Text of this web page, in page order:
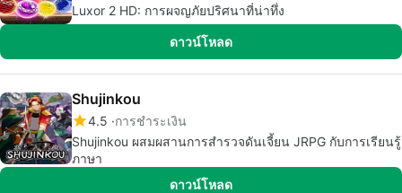
Luxor 2 HD: การผจญภัยปริศนาที่น่าทึ่ง
ดาวน์โหลด
Shujinkou
4.5 การชำระเงิน
Shujinkou ผสมผสานการสำรวจดันเจี้ยน JRPG กับการเรียนรู้
ภาษา
ดาวน์โหลด